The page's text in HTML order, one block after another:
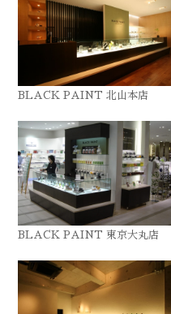
BLACK PAINT 北山本店
BLACK PAINT 東京大丸店